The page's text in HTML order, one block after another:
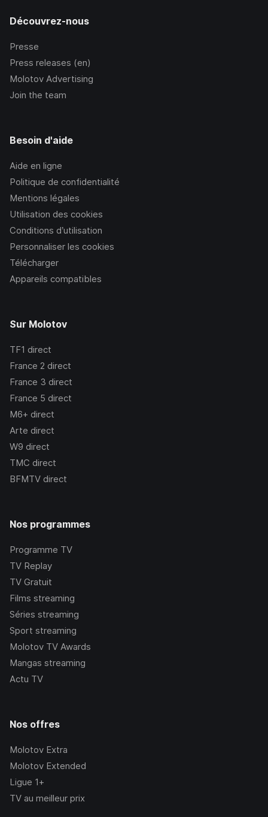
Découvrez-nous
Presse
Press releases (en)
Molotov Advertising
Join the team
Besoin d'aide
Aide en ligne
Politique de confidentialité
Mentions légales
Utilisation des cookies
Conditions d’utilisation
Personnaliser les cookies
Télécharger
Appareils compatibles
Sur Molotov
TF1 direct
France 2 direct
France 3 direct
France 5 direct
M6+ direct
Arte direct
W9 direct
TMC direct
BFMTV direct
Nos programmes
Programme TV
TV Replay
TV Gratuit
Films streaming
Séries streaming
Sport streaming
Molotov TV Awards
Mangas streaming
Actu TV
Nos offres
Molotov Extra
Molotov Extended
Ligue 1+
TV au meilleur prix